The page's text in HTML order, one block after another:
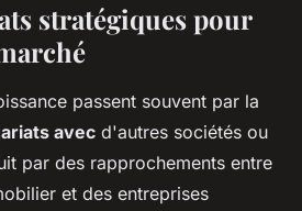
stratégiques pour
passent souvent par la
avec d'autres sociétés ou
par des rapprochements entre
et des entreprises